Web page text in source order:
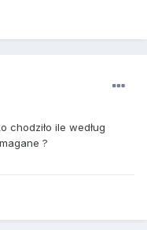
chodziło ile według
?